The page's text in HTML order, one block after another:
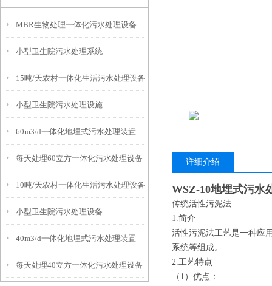
MBR生物处理一体化污水处理设备
小型卫生院污水处理系统
15吨/天农村一体化生活污水处理设备
小型卫生院污水处理设施
60m3/d一体化地埋式污水处理装置
每天处理60立方一体化污水处理设备
10吨/天农村一体化生活污水处理设备
小型卫生院污水处理设备
40m3/d一体化地埋式污水处理装置
每天处理40立方一体化污水处理设备
详细介绍
WSZ-10地埋式污水
传统活性污泥法
1.简介
活性污泥法工艺是一种应
系统等组成。
2.工艺特点
（1）优点：